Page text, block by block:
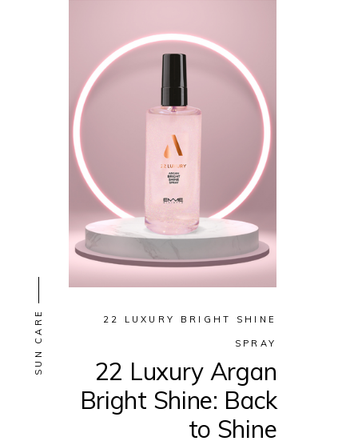
SUN CARE 22 LUXURY BRIGHT SHINE
SPRAY
22 Luxury Argan
Bright Shine: Back
to Shine